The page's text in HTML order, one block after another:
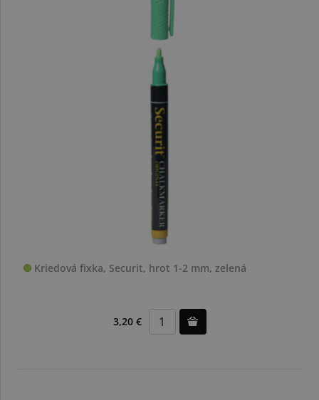
Kriedová fixka, Securit, hrot 1-2 mm, zelená
3,20 €